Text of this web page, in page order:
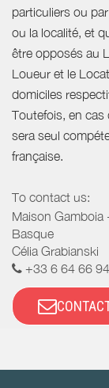
particuliers ou
ou la localité, et
être opposés au
Loueur et le
domiciles
Toutefois, en cas
sera seul
française.
To contact us:
Maison Gamboia
Basque
Célia Grabianski
+33 6 64 66